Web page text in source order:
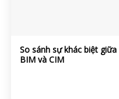
So sánh sự khác biệt giữa
BIM và CIM